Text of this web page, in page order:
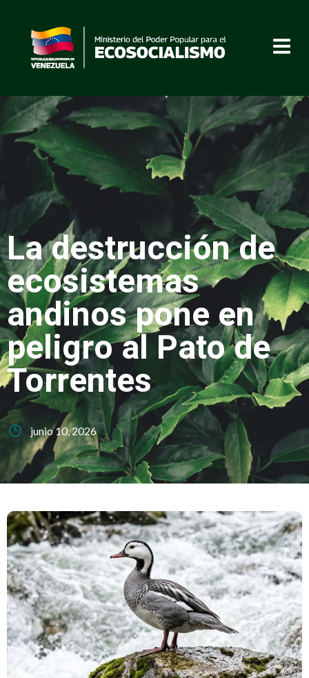
La destrucción de
ecosistemas
andinos pone en
peligro al Pato de
Torrentes
junio 10, 2026